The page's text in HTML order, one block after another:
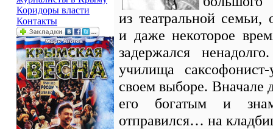
Коридоры власти
Контакты
из театральной
и даже некоторое
задержался
училища
своем выборе. Вначале
его богатым и
отправился… на